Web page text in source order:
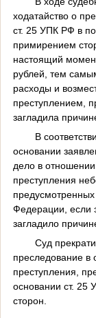
ходатайство о
ст. 25 УПК РФ в
примирением
настоящий
рублей, тем
расходы и
преступлением,
загладила
В
основании
дело в
преступления
предусмотренных
Федерации, если
загладило
Суд
преследование
преступления,
основании ст.
сторон.